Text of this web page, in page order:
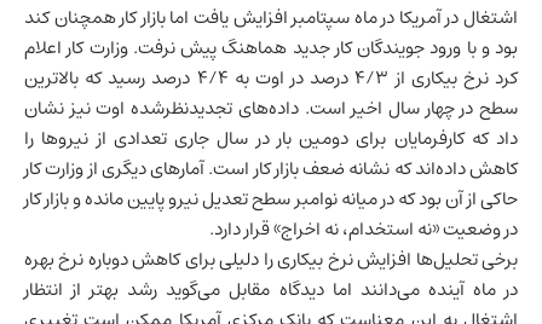
اشتغال در آمریکا در ماه سپتامبر افزایش یافت امابازار کارهمچنان کند
بود و با ورود جویندگان کار جدید هماهنگ پیش نرفت. وزارت کار اعلام
کرد نرخ بیکاری از ۴/۳ درصد در اوت به ۴/۴ درصد رسید که بالاترین
سطح در چهار سال اخیر است. داده‌های تجدیدنظرشده اوت نیز نشان
داد که کارفرمایان برای دومین بار در سال جاری تعدادی از نیروها را
کاهش داده‌اند که نشانه ضعف بازار کار است. آمارهای دیگری از وزارت کار
حاکی از آن بود که در میانه نوامبر سطح تعدیل نیرو پایین مانده و بازار کار
در وضعیت «نه استخدام، نه اخراج» قرار دارد.
برخی تحلیل‌ها افزایش نرخ بیکاری را دلیلی برای کاهش دوباره نرخ بهره
در ماه آینده می‌دانند اما دیدگاه مقابل می‌گوید رشد بهتر از انتظار